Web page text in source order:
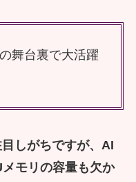
舞台裏で大活躍
しがちですが、AI
モリの容量も欠か